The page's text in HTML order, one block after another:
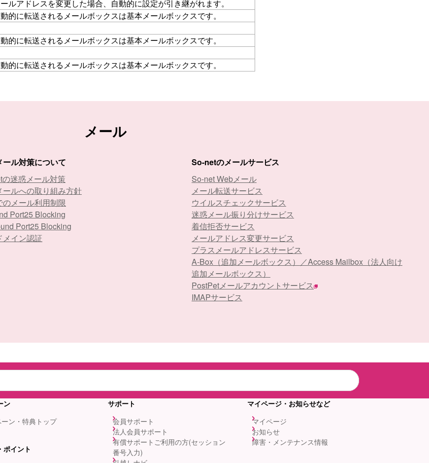
ルアドレスを変更した場合、自動的に設定が引き継がれます。
的に転送されるメールボックスは基本メールボックスです。
的に転送されるメールボックスは基本メールボックスです。
的に転送されるメールボックスは基本メールボックスです。
メール
ール対策について
の迷惑メール対策
ールへの取り組み方針
のメール利用制限
Port25 Blocking
Port25 Blocking
メイン認証
So-netのメールサービス
So-net Webメール
メール転送サービス
ウイルスチェックサービス
迷惑メール振り分けサービス
着信拒否サービス
メールアドレス変更サービス
プラスメールアドレスサービス
A-Box（追加メールボックス）／Access Mailbox（法人向け
追加メールボックス）
PostPetメールアカウントサービス
IMAPサービス
ン
ン・特典トップ
ポイント
サポート
会員サポート
法人会員サポート
有償サポートご利用の方(セッション
番号入力)
マイページ・お知らせなど
マイページ
お知らせ
障害・メンテナンス情報